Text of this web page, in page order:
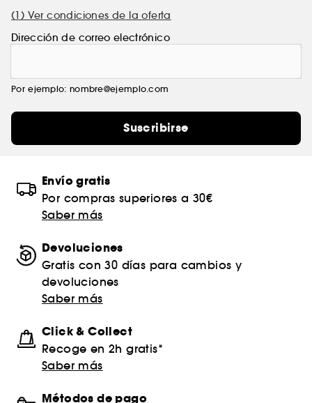
(1) Ver condiciones de la oferta
Dirección de correo electrónico
Por ejemplo: nombre@ejemplo.com
Suscribirse
Envío gratis
Por compras superiores a 30€
Saber más
Devoluciones
Gratis con 30 días para cambios y
devoluciones
Saber más
Click & Collect
Recoge en 2h gratis*
Saber más
Métodos de pago